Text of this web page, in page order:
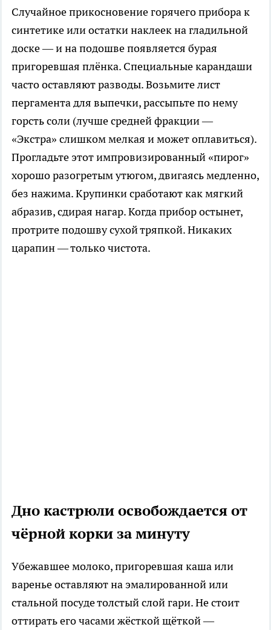
Случайное прикосновение горячего прибора к
синтетике или остатки наклеек на гладильной
доске — и на подошве появляется бурая
пригоревшая плёнка. Специальные карандаши
часто оставляют разводы. Возьмите лист
пергамента для выпечки, рассыпьте по нему
горсть соли (лучше средней фракции —
«Экстра» слишком мелкая и может оплавиться).
Прогладьте этот импровизированный «пирог»
хорошо разогретым утюгом, двигаясь медленно,
без нажима. Крупинки сработают как мягкий
абразив, сдирая нагар. Когда прибор остынет,
протрите подошву сухой тряпкой. Никаких
царапин — только чистота.
Дно кастрюли освобождается от
чёрной корки за минуту
Убежавшее молоко, пригоревшая каша или
варенье оставляют на эмалированной или
стальной посуде толстый слой гари. Не стоит
оттирать его часами жёсткой щёткой —